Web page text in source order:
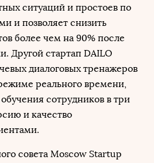
ситуаций и простоев по
и позволяет снизить
более чем на 90% после
Другой стартап DAILO
диалоговых тренажеров
реального времени,
сотрудников в три
и качество
совета Moscow Startup